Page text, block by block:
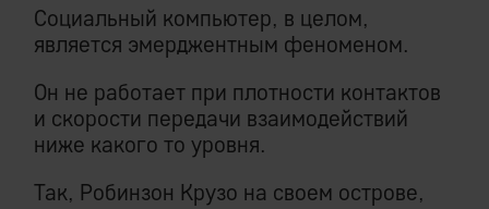
Социальный компьютер, в целом,
является эмерджентным феноменом.
Он не работает при плотности контактов
и скорости передачи взаимодействий
ниже какого то уровня.
Так, Робинзон Крузо на своем острове,